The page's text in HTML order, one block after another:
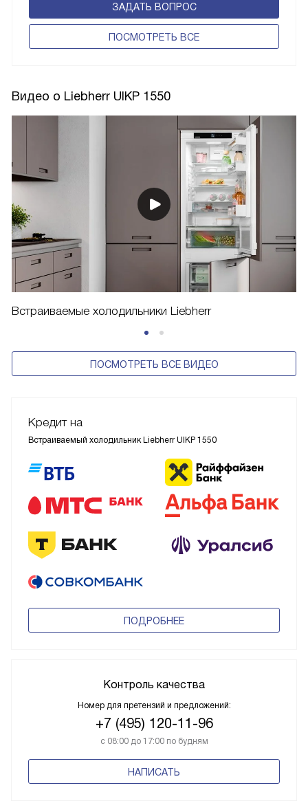
ЗАДАТЬ ВОПРОС
ПОCМОТРЕТЬ ВСЕ
Видео о Liebherr UIKP 1550
Встраиваемые холодильники Liebherr
ПОСМОТРЕТЬ ВСЕ ВИДЕО
Кредит на
Встраиваемый холодильник Liebherr UIKP 1550
ПОДРОБНЕЕ
Контроль качества
Номер для претензий и предложений:
+7 (495) 120-11-96
с 08:00 до 17:00 по будням
НАПИСАТЬ